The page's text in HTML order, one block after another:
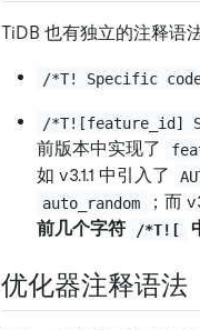
TiDB 也有独立的注释语
/*T! Specific
/*T![feature_id]
前版本中实现了
如 v3.1.1 中引入了
auto_random ；而
前几个字符
/*T![
优化器注释语法